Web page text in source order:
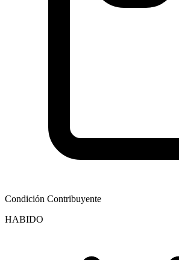
Condición Contribuyente
HABIDO